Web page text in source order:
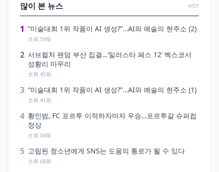
많이 본 뉴스 HOT
1 “미술대회 1위 작품이 AI 생성?”…AI와 예술의 현주소 (2)
조회 59회
2 서브컬처 팬덤 부산 집결…‘일러스타 페스 12’ 벡스코서
성황리 마무리
조회 45회
3 “미술대회 1위 작품이 AI 생성?”…AI와 예술의 현주소 (1)
조회 41회
4 황인범, FC 포르투 이적하자마자 우승…포르투갈 슈퍼컵
정상
조회 54회
5 고립된 청소년에게 SNS는 도움의 통로가 될 수 있다
조회 68회